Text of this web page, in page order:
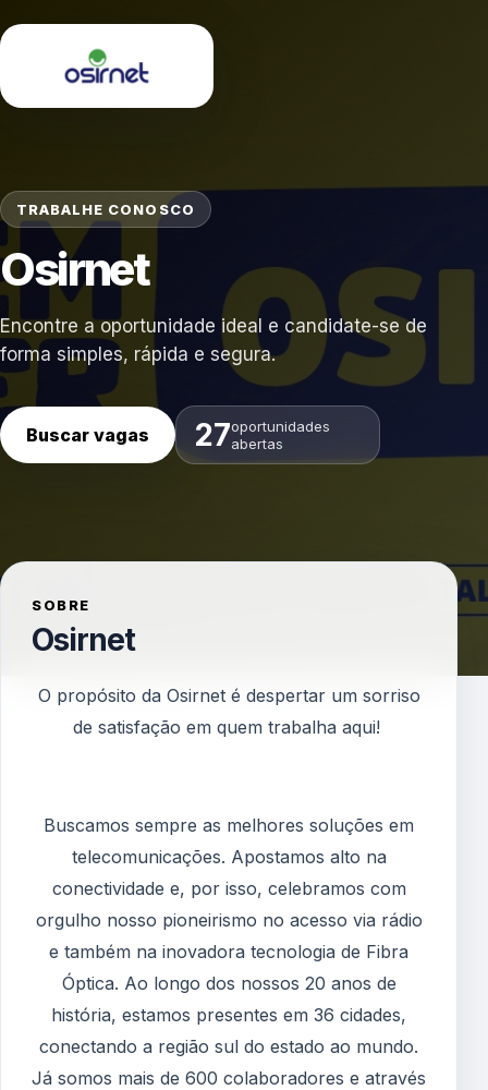
TRABALHE CONOSCO
Osirnet
Encontre a oportunidade ideal e candidate-se de
forma simples, rápida e segura.
Buscar vagas 27oportunidades
abertas
SOBRE
Osirnet
O propósito da Osirnet é despertar um sorriso
de satisfação em quem trabalha aqui!
Buscamos sempre as melhores soluções em
telecomunicações. Apostamos alto na
conectividade e, por isso, celebramos com
orgulho nosso pioneirismo no acesso via rádio
e também na inovadora tecnologia de Fibra
Óptica. Ao longo dos nossos 20 anos de
história, estamos presentes em 36 cidades,
conectando a região sul do estado ao mundo.
Já somos mais de 600 colaboradores e através